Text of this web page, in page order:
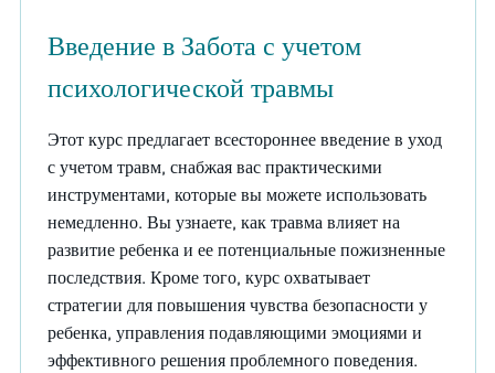
Введение в Забота с учетом
психологической травмы
Этот курс предлагает всестороннее введение в уход
с учетом травм, снабжая вас практическими
инструментами, которые вы можете использовать
немедленно. Вы узнаете, как травма влияет на
развитие ребенка и ее потенциальные пожизненные
последствия. Кроме того, курс охватывает
стратегии для повышения чувства безопасности у
ребенка, управления подавляющими эмоциями и
эффективного решения проблемного поведения.